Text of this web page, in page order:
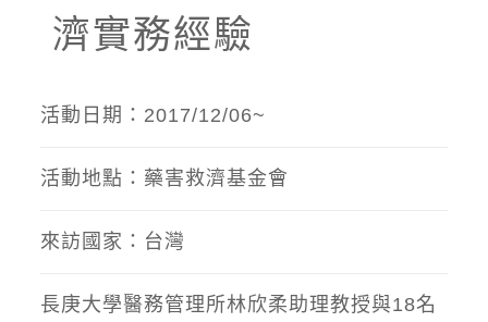
濟實務經驗
活動日期：2017/12/06~
活動地點：藥害救濟基金會
來訪國家：台灣
長庚大學醫務管理所林欣柔助理教授與18名